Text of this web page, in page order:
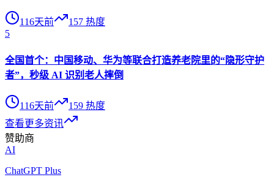
116天前 157 热度
5
全国首个：中国移动、华为等联合打造养老院里的“隐形守护
者”，秒级 AI 识别老人摔倒
116天前 159 热度
查看更多资讯
赞助商
AI
ChatGPT Plus